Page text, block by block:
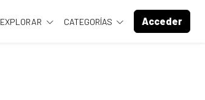
EXPLORAR CATEGORÍAS Acceder